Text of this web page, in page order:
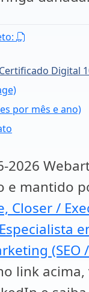
Digital
por mês e ano)
2026
e mantido
Closer /
(SEO
link